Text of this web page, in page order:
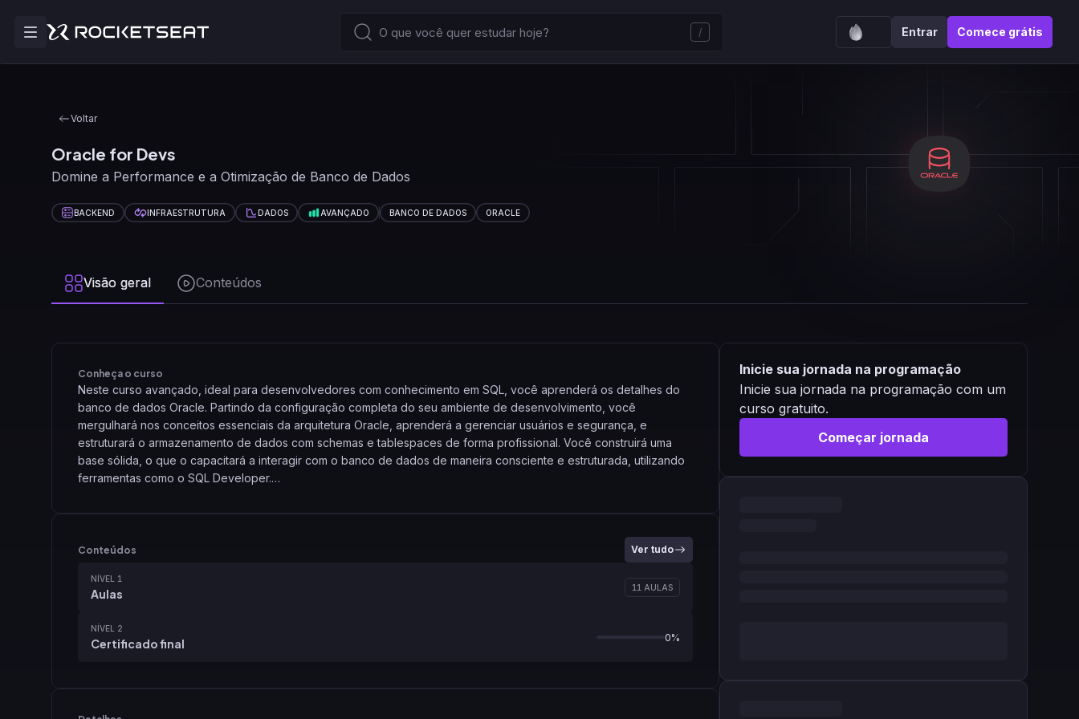
/ Entrar Comece grátis
Voltar
Oracle for Devs
Domine a Performance e a Otimização de Banco de Dados
BACKEND INFRAESTRUTURA DADOS AVANÇADO BANCO DE DADOS ORACLE
Visão geral Conteúdos
Conheça o curso
Neste curso avançado, ideal para desenvolvedores com conhecimento em SQL, você aprenderá os detalhes do
banco de dados Oracle. Partindo da configuração completa do seu ambiente de desenvolvimento, você
mergulhará nos conceitos essenciais da arquitetura Oracle, aprenderá a gerenciar usuários e segurança, e
estruturará o armazenamento de dados com schemas e tablespaces de forma profissional. Você construirá uma
base sólida, o que o capacitará a interagir com o banco de dados de maneira consciente e estruturada, utilizando
ferramentas como o SQL Developer.
Avançando para a prática, o curso focará na otimização de performance, o seu grande diferencial. Você
usará estrategicamente índices avançados (function-based e bitmap) para acelerar suas consultas de forma
drástica. Ao final, você estará capacitado não apenas para desenvolver, mas para construir e manter aplicações
robustas e de alto desempenho no Oracle, e tomará decisões arquiteturais que garantirão a eficiência do sistema.
Conteúdos Ver tudo
NÍVEL 1
Aulas 11 AULAS
NÍVEL 2
Certificado final 0%
Inicie sua jornada na programação
Inicie sua jornada na programação com um
curso gratuito.
Começar jornada